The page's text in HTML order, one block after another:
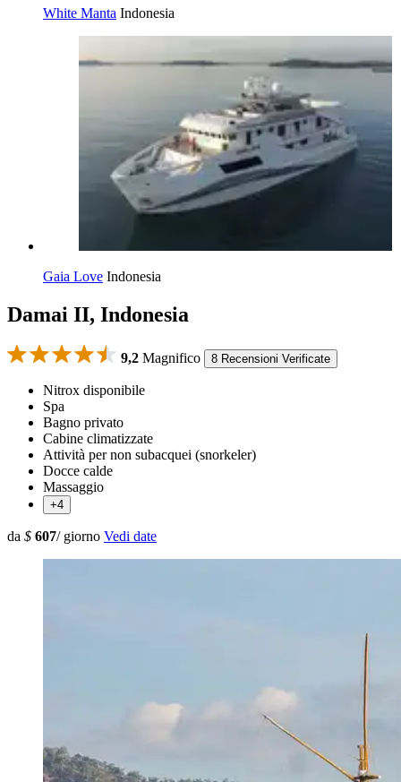
White Manta Indonesia
Gaia Love Indonesia
Damai II, Indonesia
9,2 Magnifico 8 Recensioni Verificate
Nitrox disponibile
Spa
Bagno privato
Cabine climatizzate
Attività per non subacquei (snorkeler)
Docce calde
Massaggio
+4
da $ 607/ giorno Vedi date